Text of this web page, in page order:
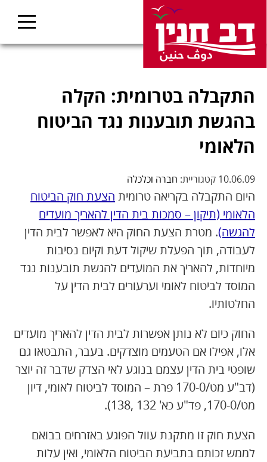
התקבלה בטרומית: הקלה
בהגשת תובענות נגד הביטוח
הלאומי
10.06.09 קטגוריית: חברה וכלכלה
היום התקבלה בקריאה טרומית הצעת חוק הביטוח
הלאומי (תיקון – סמכות בית הדין להאריך מועדים
להגשה). מטרת הצעת החוק היא לאפשר לבית הדין
לעבודה, תוך הפעלת שיקול דעת וקיום נסיבות
מיוחדות, להאריך את המועדים להגשת תובענות נגד
המוסד לביטוח לאומי וערעורים לבית הדין על
החלטותיו.
החוק כיום לא נותן אפשרות לבית הדין להאריך מועדים
אלו, אפילו אם הטעמים מוצדקים. בעבר, התבטאו גם
שופטי בית הדין עצמם בנוגע לאי הצדק שדבר זה יוצר
(דב"ע מט/170-0 פרת – המוסד לביטוח לאומי, דיון
מט/170-0, פד"ע כא' 132 ,138).
הצעת חוק זו מתקנת עוול הפוגע באזרחים בבואם
לממש זכותם בתביעת הביטוח הלאומי, ואין עלות